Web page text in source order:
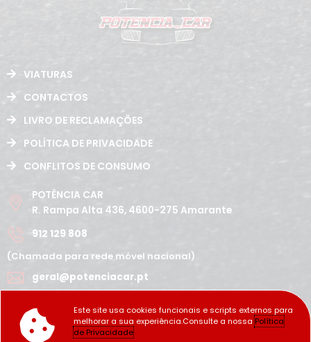
VIATURAS
CONTACTOS
LIVRO DE RECLAMAÇÕES
POLÍTICA DE PRIVACIDADE
CONFLITOS DE CONSUMO
POTÊNCIA CAR
R. Rampa Alta 436, 4600-275 Amarante
912 129 808
(Chamada para rede móvel nacional)
geral@potenciacar.pt
10:00h - 12:30h | 14h 19:30h
Domingo
Este site usa cookies funcionais e scripts externos para
melhorar a sua experiência.Consulte a nossaPolítica
de Privacidade